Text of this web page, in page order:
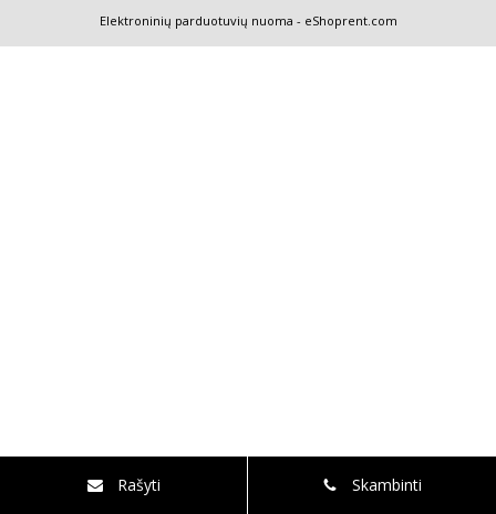
Elektroninių parduotuvių nuoma - eShoprent.com
Rašyti Skambinti